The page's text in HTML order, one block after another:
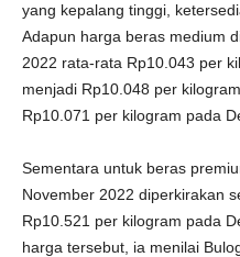
yang kepalang tinggi,
Adapun harga beras medium
2022 rata-rata Rp10.043 per
menjadi Rp10.048 per
Rp10.071 per kilogram pada
Sementara untuk beras
November 2022 diperkirakan
Rp10.521 per kilogram pada
harga tersebut, ia menilai